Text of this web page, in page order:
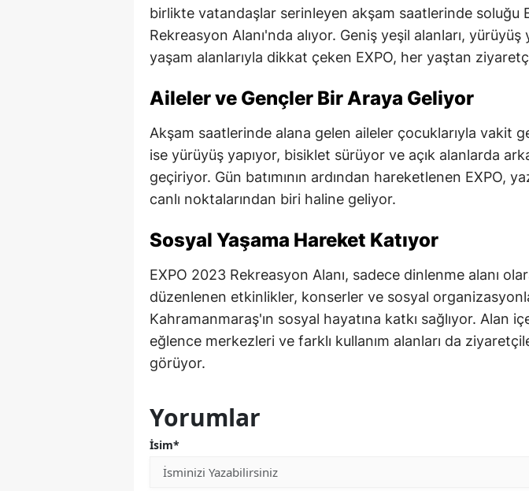
birlikte vatandaşlar serinleyen akşam saatlerinde soluğu
Rekreasyon Alanı'nda alıyor. Geniş yeşil alanları, yürüyüş
yaşam alanlarıyla dikkat çeken EXPO, her yaştan
Aileler ve Gençler Bir Araya Geliyor
Akşam saatlerinde alana gelen aileler çocuklarıyla vakit
ise yürüyüş yapıyor, bisiklet sürüyor ve açık alanlarda
geçiriyor. Gün batımının ardından hareketlenen EXPO,
canlı noktalarından biri haline geliyor.
Sosyal Yaşama Hareket Katıyor
EXPO 2023 Rekreasyon Alanı, sadece dinlenme alanı
düzenlenen etkinlikler, konserler ve sosyal
Kahramanmaraş'ın sosyal hayatına katkı sağlıyor. Alan
eğlence merkezleri ve farklı kullanım alanları da
görüyor.
Yorumlar
İsim*